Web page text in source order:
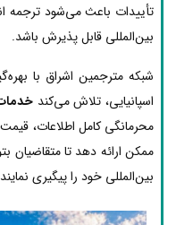
تأییدات باعث می‌شود ترجمه
بین‌المللی قابل پذیرش باشد.
شبکه مترجمین اشراق با
اسپانیایی، تلاش می‌کند
محرمانگی کامل اطلاعات،
ممکن ارائه دهد تا متقاضیان
بین‌المللی خود را پیگیری